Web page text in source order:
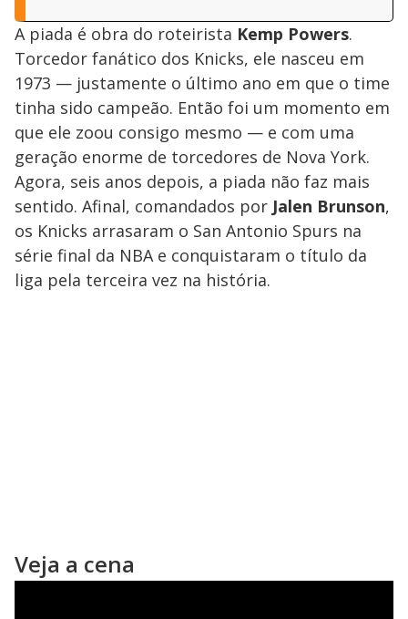
A piada é obra do roteirista Kemp Powers.
Torcedor fanático dos Knicks, ele nasceu em
1973 — justamente o último ano em que o time
tinha sido campeão. Então foi um momento em
que ele zoou consigo mesmo — e com uma
geração enorme de torcedores de Nova York.
Agora, seis anos depois, a piada não faz mais
sentido. Afinal, comandados por Jalen Brunson,
os Knicks arrasaram o San Antonio Spurs na
série final da NBA e conquistaram o título da
liga pela terceira vez na história.
Veja a cena